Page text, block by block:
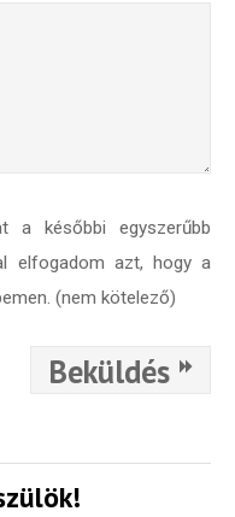
a későbbi egyszerűbb
elfogadom azt, hogy a
(nem kötelező)
Beküldés